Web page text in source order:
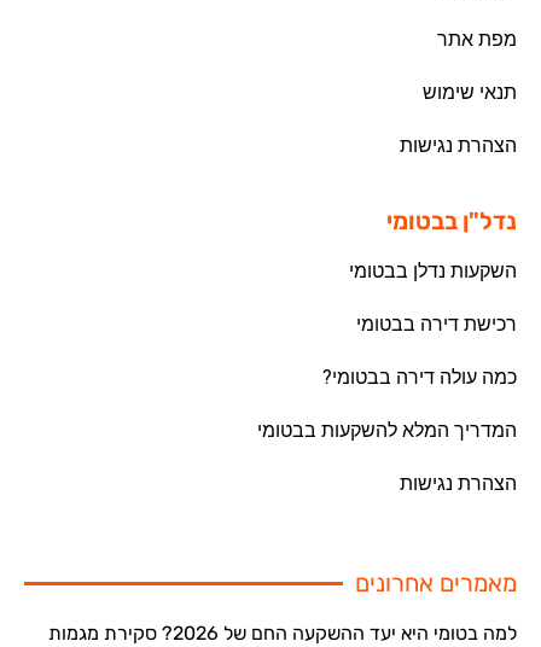
מפת אתר
תנאי שימוש
הצהרת נגישות
נדל"ן בבטומי
השקעות נדלן בבטומי
רכישת דירה בבטומי
כמה עולה דירה בבטומי?
המדריך המלא להשקעות בבטומי
הצהרת נגישות
מאמרים אחרונים
למה בטומי היא יעד ההשקעה החם של 2026? סקירת מגמות